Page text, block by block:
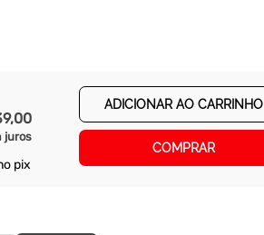
,00
juros
pix
ADICIONAR AO CARRINHO
COMPRAR